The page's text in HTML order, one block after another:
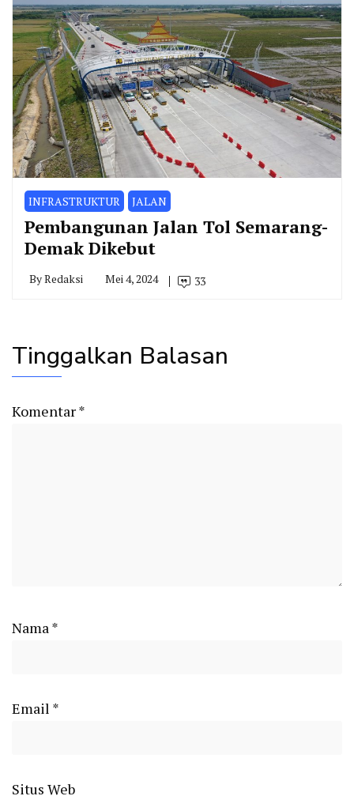
INFRASTRUKTUR JALAN
Pembangunan Jalan Tol Semarang-
Demak Dikebut
ByRedaksi Mei 4, 2024 33
Tinggalkan Balasan
Komentar*
Nama*
Email *
Situs Web